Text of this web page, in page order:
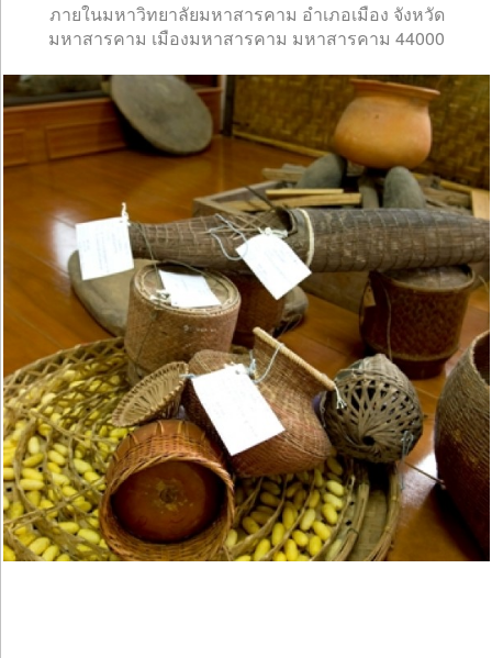
ภายในมหาวิทยาลัยมหาสารคาม อำเภอเมือง จังหวัด
มหาสารคาม เมืองมหาสารคาม มหาสารคาม 44000